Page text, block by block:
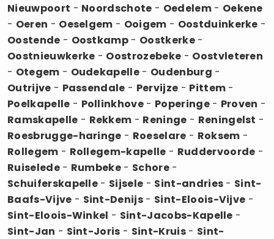
Nieuwpoort - Noordschote - Oedelem- Oekene
- Oeren - Oeselgem - Ooigem - Oostduinkerke -
Oostende - Oostkamp - Oostkerke-
Oostnieuwkerke - Oostrozebeke - Oostvleteren
- Otegem - Oudekapelle - Oudenburg -
Outrijve - Passendale - Pervijze - Pittem -
Poelkapelle - Pollinkhove - Poperinge- Proven -
Ramskapelle - Rekkem - Reninge - Reningelst -
Roesbrugge-haringe - Roeselare - Roksem -
Rollegem - Rollegem-kapelle - Ruddervoorde -
Ruiselede- Rumbeke - Schore -
Schuiferskapelle - Sijsele - Sint-andries - Sint-
Baafs-Vijve - Sint-Denijs - Sint-Eloois-Vijve -
Sint-Eloois-Winkel - Sint-Jacobs-Kapelle -
Sint-Jan - Sint-Joris - Sint-Kruis- Sint-